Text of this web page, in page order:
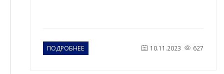
ПОДРОБНЕЕ 10.11.2023 627